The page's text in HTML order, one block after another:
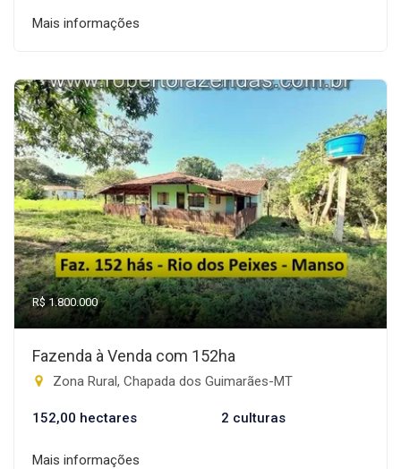
Mais informações
R$ 1.800.000
Fazenda à Venda com 152ha
Zona Rural, Chapada dos Guimarães-MT
152,00 hectares 2 culturas
Mais informações